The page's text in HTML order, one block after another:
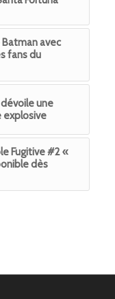
avec
fans du
une
explosive
Fugitive #2 «
dès